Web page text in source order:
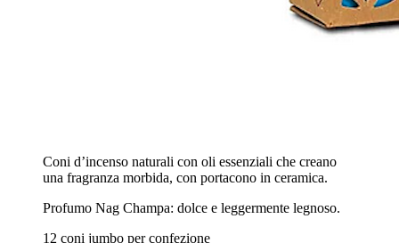
Coni d’incenso naturali con oli essenziali che creano
una fragranza morbida, con portacono in ceramica.
Profumo Nag Champa: dolce e leggermente legnoso.
12 coni jumbo per confezione